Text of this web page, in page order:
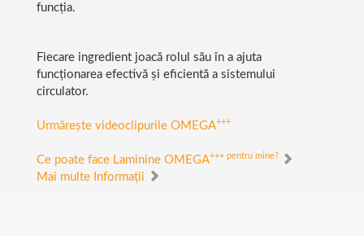
funcția.
Fiecare ingredient joacă rolul său în a ajuta
funcționarea efectivă și eficientă a sistemului
circulator.
Urmărește videoclipurile OMEGA+++
Ce poate face Laminine OMEGA+++ pentru mine?
Mai multe Informații